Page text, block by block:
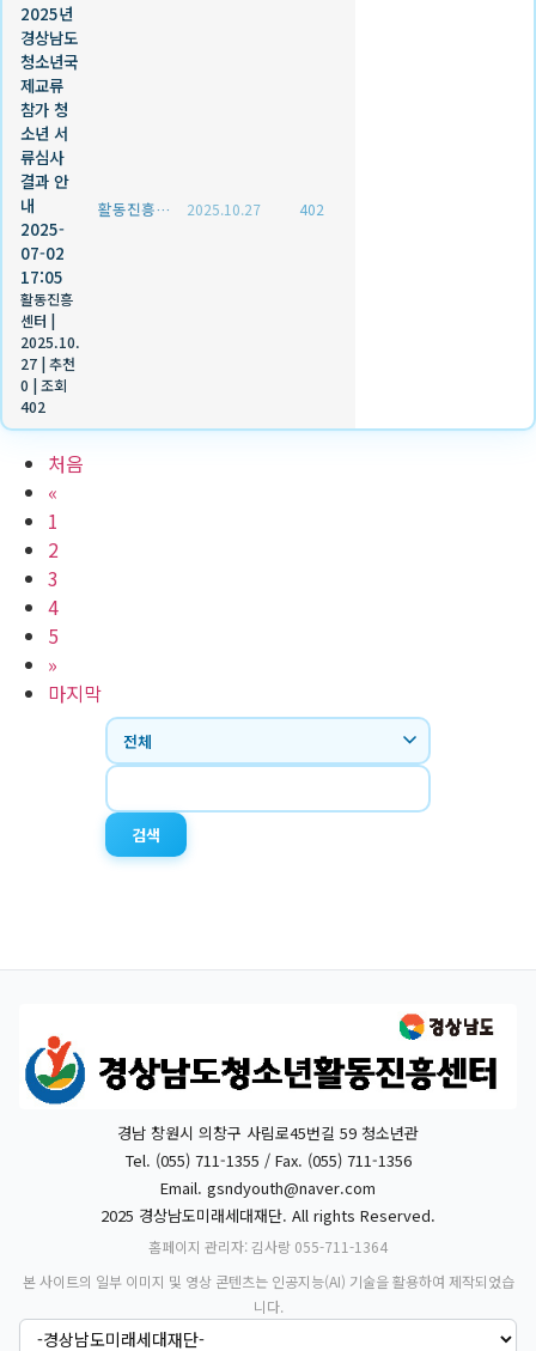
2025년
경상남도
청소년국
제교류
참가 청
소년 서
류심사
결과 안
내
2025-
07-02
17:05
활동진흥
센터 |
2025.10.
27 |추천
0 |조회
402
활동진흥센터 2025.10.27 402
처음
«
1
2
3
4
5
»
마지막
검색
경남 창원시 의창구 사림로45번길 59 청소년관
Tel. (055) 711-1355 / Fax. (055) 711-1356
Email. gsndyouth@naver.com
2025 경상남도미래세대재단. All rights Reserved.
홈페이지 관리자: 김사랑 055-711-1364
본 사이트의 일부 이미지 및 영상 콘텐츠는 인공지능(AI) 기술을 활용하여 제작되었습
니다.